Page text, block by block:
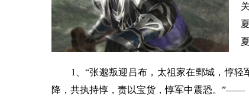
1、“张邈叛迎吕布，太祖家在鄄城，惇轻
降，共执持惇，责以宝货，惇军中震恐。”——